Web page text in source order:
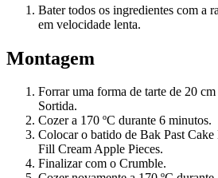
Bater todos os ingredientes com a
em velocidade lenta.
Montagem
Forrar uma forma de tarte de 20
Sortida.
Cozer a 170 ºC durante 6 minutos.
Colocar o batido de Bak Past
Fill Cream Apple Pieces.
Finalizar com o Crumble.